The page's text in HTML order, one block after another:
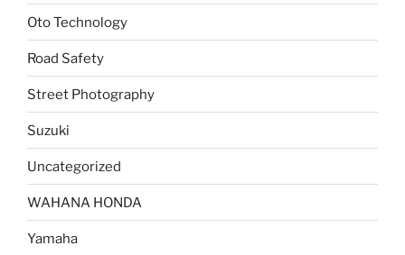
Oto Technology
Road Safety
Street Photography
Suzuki
Uncategorized
WAHANA HONDA
Yamaha